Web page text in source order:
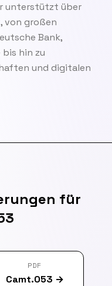
unterstützt über
von großen
Bank,
hin zu
und digitalen
für
PDF
Camt.053 →